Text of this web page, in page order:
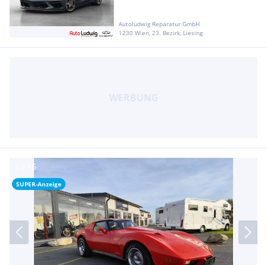
Autoludwig Reparatur GmbH
1230 Wien, 23. Bezirk, Liesing
SUPER-Anzeige